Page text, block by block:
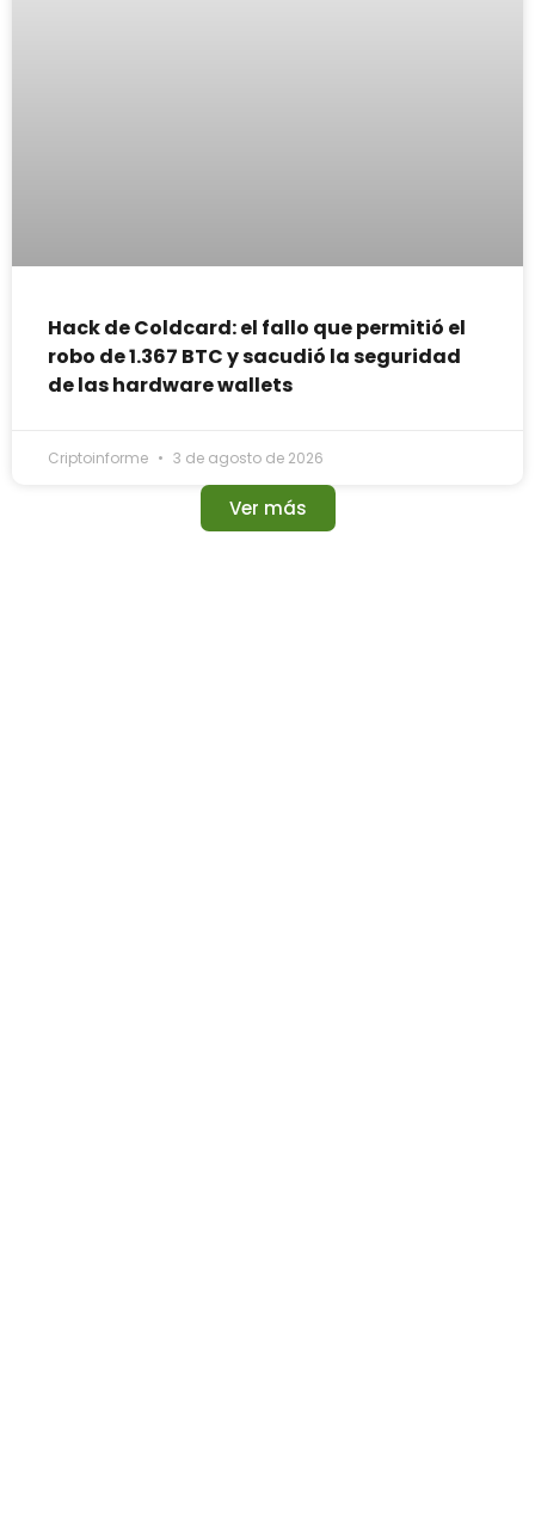
Hack de Coldcard: el fallo que permitió el
robo de 1.367 BTC y sacudió la seguridad
de las hardware wallets
Criptoinforme 3 de agosto de 2026
Ver más